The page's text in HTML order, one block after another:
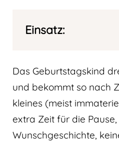
Einsatz:
Das Geburtstagskind
und bekommt so nach
kleines (meist
extra Zeit für die Pause,
Wunschgeschichte,